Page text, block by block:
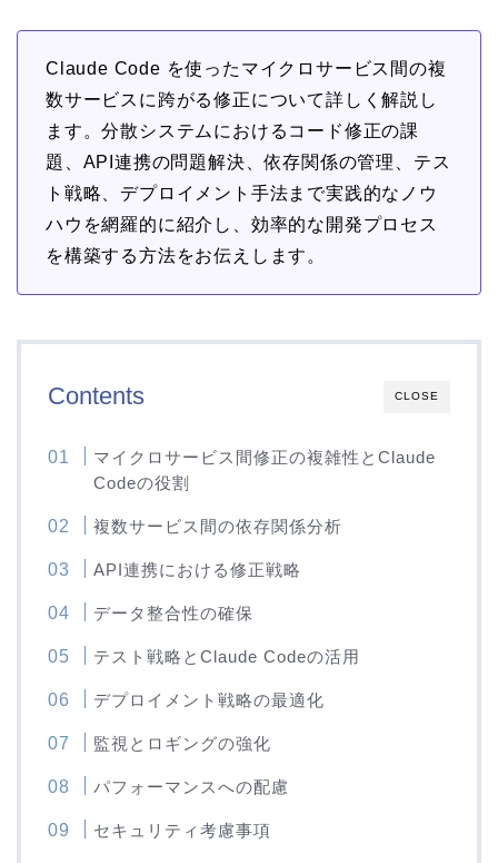
Claude Code を使ったマイクロサービス間の複
数サービスに跨がる修正について詳しく解説し
ます。分散システムにおけるコード修正の課
題、API連携の問題解決、依存関係の管理、テス
ト戦略、デプロイメント手法まで実践的なノウ
ハウを網羅的に紹介し、効率的な開発プロセス
を構築する方法をお伝えします。
CLOSE
Contents
マイクロサービス間修正の複雑性とClaude
Codeの役割
複数サービス間の依存関係分析
API連携における修正戦略
データ整合性の確保
テスト戦略とClaude Codeの活用
デプロイメント戦略の最適化
監視とロギングの強化
パフォーマンスへの配慮
セキュリティ考慮事項